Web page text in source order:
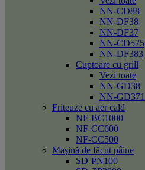
NN-CD88
NN-DF38
NN-DF37
NN-CD575
NN-DF383
Cuptoare cu grill
Vezi toate
NN-GD38
NN-GD371
Friteuze cu aer cald
NF-BC1000
NF-CC600
NF-CC500
Maşină de făcut pâine
SD-PN100